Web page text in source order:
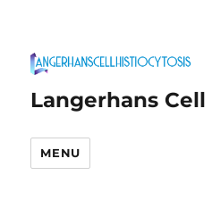
Langerhans
MENU